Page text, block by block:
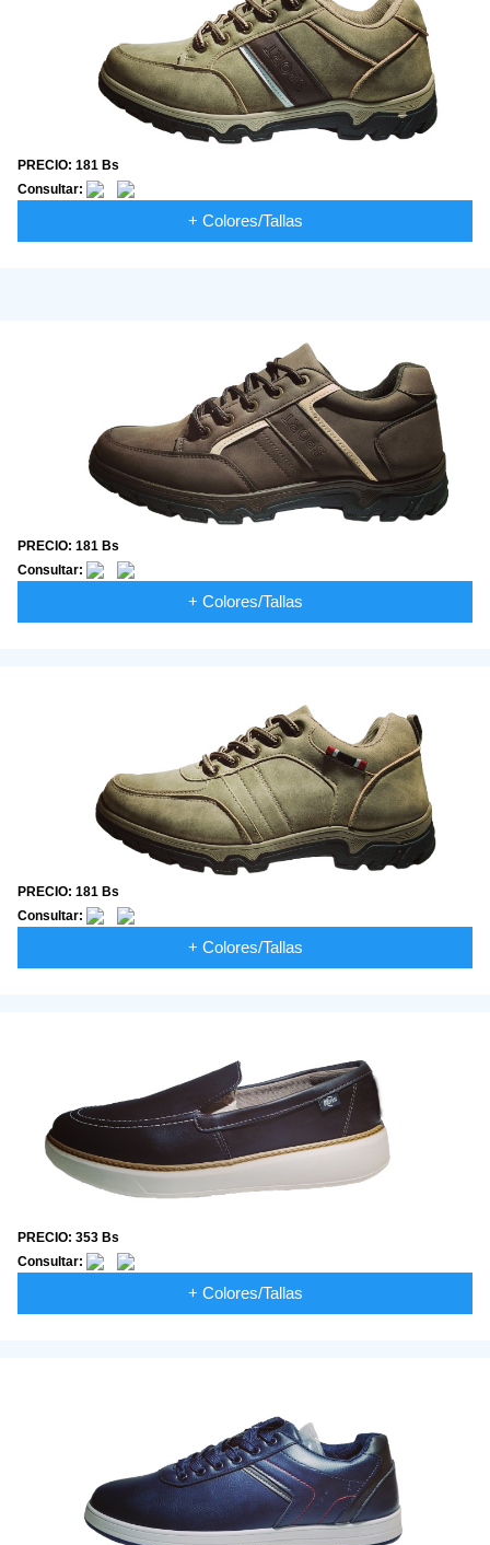
PRECIO: 181 Bs
Consultar:
+ Colores/Tallas
PRECIO: 181 Bs
Consultar:
+ Colores/Tallas
PRECIO: 181 Bs
Consultar:
+ Colores/Tallas
PRECIO: 353 Bs
Consultar:
+ Colores/Tallas